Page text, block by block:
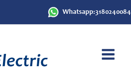
Whatsapp:3180240084